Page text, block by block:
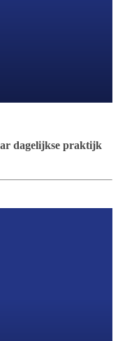
dagelijkse praktijk